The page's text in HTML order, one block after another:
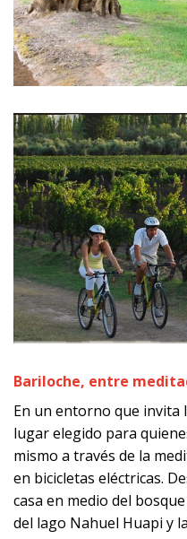
Bariloche, entre
En un entorno que invita
lugar elegido para
mismo a través de la
en bicicletas eléctricas.
casa en medio del
del lago Nahuel Huapi y